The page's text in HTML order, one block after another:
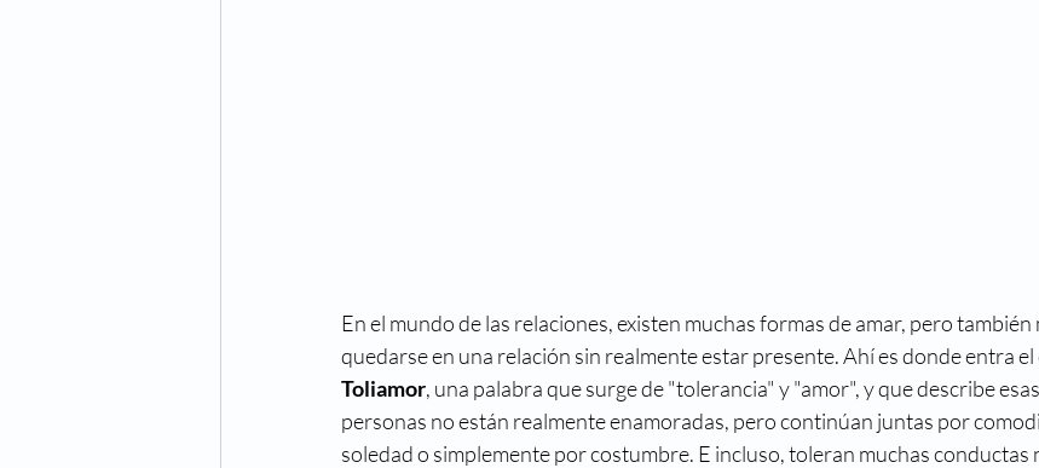
En el mundo de las relaciones, existen muchas formas de amar, pero
quedarse en una relación sin realmente estar presente. Ahí es donde entra
Toliamor, una palabra que surge de "tolerancia" y "amor", y que describe
personas no están realmente enamoradas, pero continúan juntas por
soledad o simplemente por costumbre. E incluso, toleran muchas conductas